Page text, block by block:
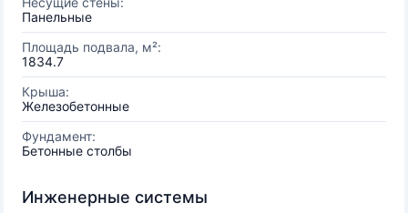
Панельные
Площадь подвала, м²:
1834.7
Крыша:
Железобетонные
Фундамент:
Бетонные столбы
Инженерные системы